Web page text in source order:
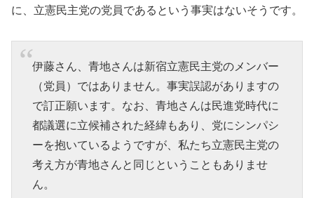
に、立憲民主党の党員であるという事実はないそうです。
伊藤さん、青地さんは新宿立憲民主党のメンバー
（党員）ではありません。事実誤認がありますの
で訂正願います。なお、青地さんは民進党時代に
都議選に立候補された経緯もあり、党にシンパシ
ーを抱いているようですが、私たち立憲民主党の
考え方が青地さんと同じということもありませ
ん。